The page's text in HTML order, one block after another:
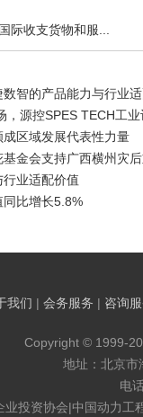
际收支货物和服...
智的产品能力与行业
源控SPES TECH工
区域发展代表性力量
金会支持广西横州灾
业适配价值
同比增长5.8%
我们 | 会务服务 | 咨询
Copyright © 1999-
地址：北京市
电
业投资协会|中国动力工